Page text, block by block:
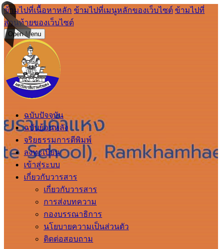
ข้ามไปที่เนื้อหาหลัก ข้ามไปที่เมนูหลักของเว็บไซต์ ข้ามไปที่
ส่วนท้ายของเว็บไซต์
Open Menu
ฉบับปัจจุบัน
ฉบับย้อนหลัง
จริยธรรมการตีพิมพ์
ลงทะเบียน
เข้าสู่ระบบ
เกี่ยวกับวารสาร
เกี่ยวกับวารสาร
การส่งบทความ
กองบรรณาธิการ
นโยบายความเป็นส่วนตัว
ติดต่อสอบถาม